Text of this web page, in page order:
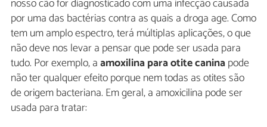
nosso cão for diagnosticado com uma infecção causada
por uma das bactérias contra as quais a droga age. Como
tem um amplo espectro, terá múltiplas aplicações, o que
não deve nos levar a pensar que pode ser usada para
tudo. Por exemplo, aamoxilina para otite caninapode
não ter qualquer efeito porque nem todas as otites são
de origem bacteriana. Em geral, a amoxicilina pode ser
usada para tratar: